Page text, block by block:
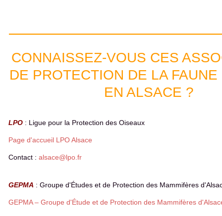
CONNAISSEZ-VOUS CES
DE PROTECTION DE LA
EN ALSACE ?
LPO : Ligue pour la Protection des Oiseaux
Page d'accueil LPO Alsace
Contact : alsace@lpo.fr
GEPMA : Groupe d'Études et de Protection des Mammifères
GEPMA – Groupe d'Étude et de Protection des Mammifères